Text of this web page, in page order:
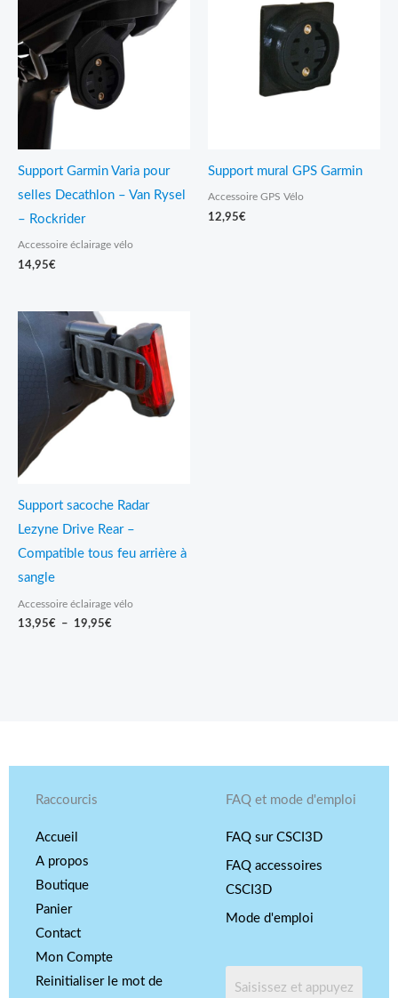
Support Garmin Varia pour
selles Decathlon – Van Rysel
– Rockrider
Accessoire éclairage vélo
14,95€
Support mural GPS Garmin
Accessoire GPS Vélo
12,95€
Support sacoche Radar
Lezyne Drive Rear –
Compatible tous feu arrière à
sangle
Accessoire éclairage vélo
13,95€ – 19,95€
de
prix :
13,95€
19,95€
Raccourcis
Accueil
A propos
Boutique
Panier
Contact
Mon Compte
Reinitialiser le mot de
FAQ et mode d'emploi
FAQ sur CSCI3D
FAQ accessoires
CSCI3D
Mode d'emploi